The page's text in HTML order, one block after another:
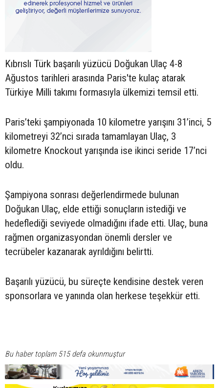
Kıbrıslı Türk başarılı yüzücü Doğukan Ulaç 4-8
Ağustos tarihleri arasında Paris'te kulaç atarak
Türkiye Milli takımı formasıyla ülkemizi temsil etti.
Paris’teki şampiyonada 10 kilometre yarışını 31’inci, 5
kilometreyi 32’nci sırada tamamlayan Ulaç, 3
kilometre Knockout yarışında ise ikinci seride 17’nci
oldu.
Şampiyona sonrası değerlendirmede bulunan
Doğukan Ulaç, elde ettiği sonuçların istediği ve
hedeflediği seviyede olmadığını ifade etti. Ulaç, buna
rağmen organizasyondan önemli dersler ve
tecrübeler kazanarak ayrıldığını belirtti.
Başarılı yüzücü, bu süreçte kendisine destek veren
sponsorlara ve yanında olan herkese teşekkür etti.
Bu haber toplam 515 defa okunmuştur